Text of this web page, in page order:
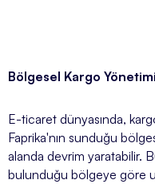
Bölgesel Kargo Yönetimi
E-ticaret dünyasında,
Faprika'nın sunduğu
alanda devrim yaratabilir.
bulunduğu bölgeye göre